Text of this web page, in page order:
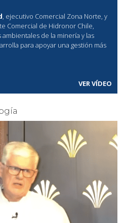
, ejecutivo Comercial Zona Norte, y
Comercial de Hidronor Chile,
de la minería y las
para apoyar una gestión más
VER VÍDEO